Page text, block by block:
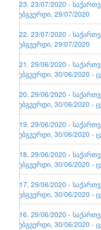
123. 23/07/2020 -
ვებგვერდი, 29/07/2020
122. 23/07/2020 -
ვებგვერდი, 29/07/2020
121. 29/06/2020 -
ვებგვერდი, 30/06/2020
120. 29/06/2020 -
ვებგვერდი, 30/06/2020
119. 29/06/2020 -
ვებგვერდი, 30/06/2020
118. 29/06/2020 -
ვებგვერდი, 30/06/2020
117. 29/06/2020 -
ვებგვერდი, 30/06/2020
116. 29/06/2020 -
ვებგვერდი, 30/06/2020